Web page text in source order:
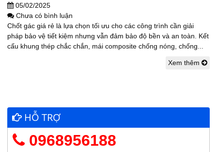
05/02/2025
Chưa có bình luận
Chốt gác giá rẻ là lựa chọn tối ưu cho các công trình cần giải
pháp bảo vệ tiết kiệm nhưng vẫn đảm bảo độ bền và an toàn. Kết
cấu khung thép chắc chắn, mái composite chống nóng, chống...
Xem thêm
HỖ TRỢ
0968956188